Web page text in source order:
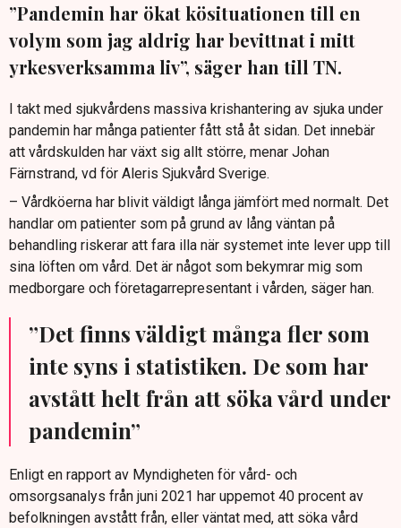
”Pandemin har ökat kösituationen till en
volym som jag aldrig har bevittnat i mitt
yrkesverksamma liv”, säger han till TN.
I takt med sjukvårdens massiva krishantering av sjuka under
pandemin har många patienter fått stå åt sidan. Det innebär
att vårdskulden har växt sig allt större, menar Johan
Färnstrand, vd för Aleris Sjukvård Sverige.
– Vårdköerna har blivit väldigt långa jämfört med normalt. Det
handlar om patienter som på grund av lång väntan på
behandling riskerar att fara illa när systemet inte lever upp till
sina löften om vård. Det är något som bekymrar mig som
medborgare och företagarrepresentant i vården, säger han.
”Det finns väldigt många fler som
inte syns i statistiken. De som har
avstått helt från att söka vård under
pandemin”
Enligt en rapport av Myndigheten för vård- och
omsorgsanalys från juni 2021 har uppemot 40 procent av
befolkningen avstått från, eller väntat med, att söka vård